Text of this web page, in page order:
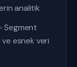
analitik
Segment
esnek veri